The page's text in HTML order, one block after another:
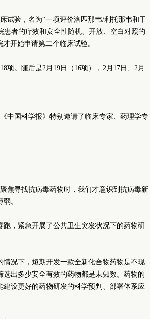
试验，名为“一项评价洛匹那韦/利托那韦和干
者的疗效和安全性随机、开放、空白对照的
开始申请第二个临床试验。
项。随后是2月19日（16项），2月17日、2月
中国科学报》特别邀请了临床专家、药理学专
焦寻找抗病毒药物时，我们才意识到抗病毒新
。
，紧急开展了公共卫生突发状况下的药物研
况下，短期开发一款全新化合物药物是不现
出多少安全有效的药物都是未知数。药物的
设更好的药物研发的科学预判、部署体系应